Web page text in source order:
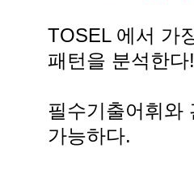
TOSEL 에서 가
패턴을 분석한다!
필수기출어휘와
가능하다.